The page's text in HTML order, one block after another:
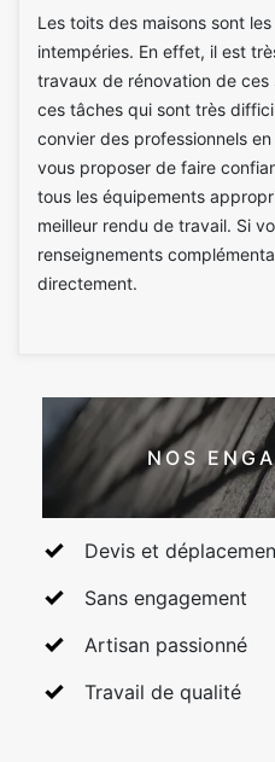
Les toits des maisons sont
intempéries. En effet, il est
travaux de rénovation de
ces tâches qui sont très
convier des professionnels
vous proposer de faire
tous les équipements
meilleur rendu de travail. Si
renseignements
directement.
NOS
Devis et
Sans engagement
Artisan passionné
Travail de qualité